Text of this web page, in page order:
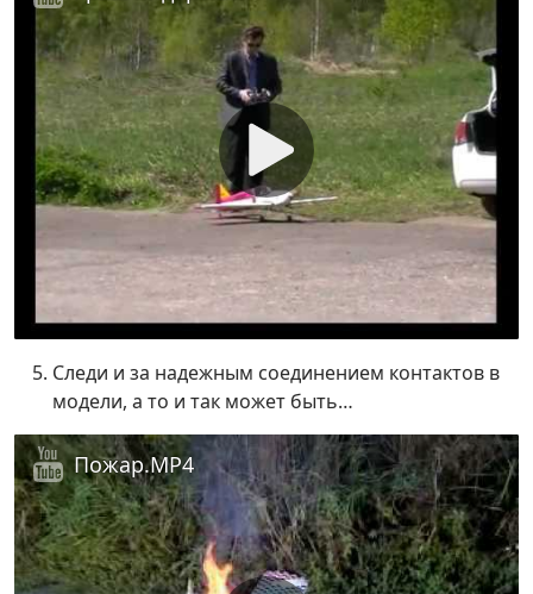
Следи и за надежным соединением контактов в
модели, а то и так может быть…
Пожар.MP4